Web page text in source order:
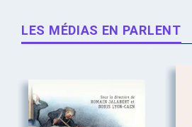
LES MÉDIAS EN PARLENT